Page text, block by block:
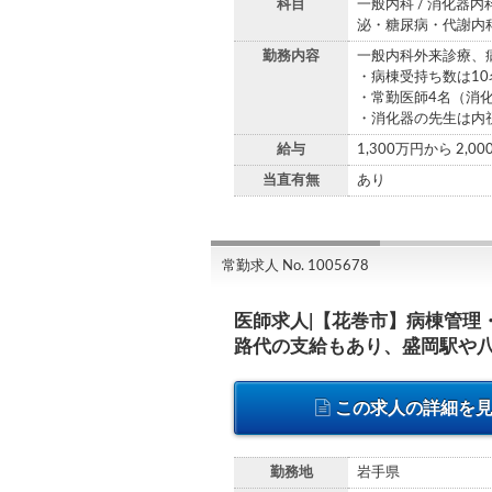
科目
一般内科 / 消化器内
泌・糖尿病・代謝内
勤務内容
一般内科外来診療、
・病棟受持ち数は
・常勤医師4名（消
・消化器の先生は
給与 1,300万円から
当直有無 あり
常勤求人 No. 1005678
医師求人|【花巻市】病棟管
路代の支給もあり、盛岡駅や
この求人の詳細を
勤務地 岩手県